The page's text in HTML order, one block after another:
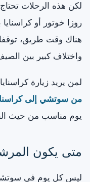
لكن هذه الرحلات
روزا خوتور أو
هناك وقت طريق،
واختلاف كبير بين
لمن يريد زيارة
من سوتشي إلى كراسنايا
يوم مناسب من حيث
متى يكون
ليس كل يوم في سوتشي